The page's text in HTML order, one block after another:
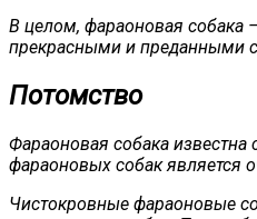
В целом, фараоновая собака
прекрасными и преданными
Потомство
Фараоновая собака
фараоновых собак является
Чистокровные фараоновые